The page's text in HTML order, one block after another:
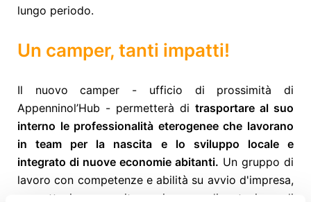
lungo periodo.
Un camper, tanti impatti!
Il nuovo camper - ufficio di prossimità di
Appenninol’Hub - permetterà di trasportare al suo
interno le professionalità eterogenee che lavorano
in team per la nascita e lo sviluppo locale e
integrato di nuove economie abitanti. Un gruppo di
lavoro con competenze e abilità su avvio d'impresa,
progettazione, monitoraggio e rendicontazione di